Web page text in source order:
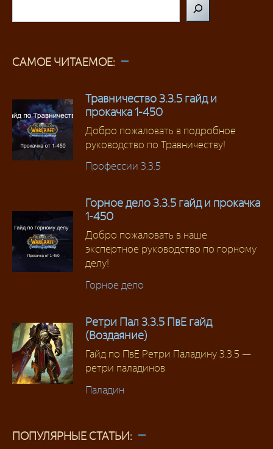
САМОЕ ЧИТАЕМОЕ:
Травничество 3.3.5 гайд и
прокачка 1-450
Добро пожаловать в подробное
руководство по Травничеству!
Профессии 3.3.5
Горное дело 3.3.5 гайд и прокачка
1-450
Добро пожаловать в наше
экспертное руководство по горному
делу!
Горное дело
Ретри Пал 3.3.5 ПвЕ гайд
(Воздаяние)
Гайд по ПвЕ Ретри Паладину 3.3.5 —
ретри паладинов
Паладин
ПОПУЛЯРНЫЕ СТАТЬИ: